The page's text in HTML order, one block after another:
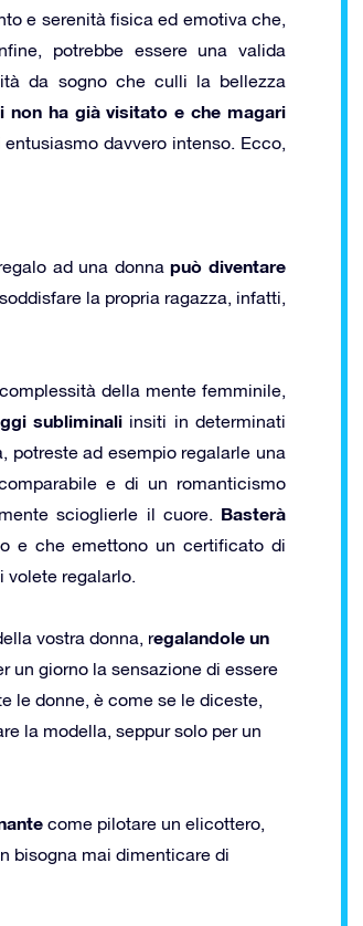
e serenità fisica ed emotiva che,
potrebbe essere una valida
da sogno che culli la bellezza
non ha già visitato e che magari
davvero intenso. Ecco,
ad una donnapuò diventare
la propria ragazza, infatti,
della mente femminile,
subliminaliinsiti in determinati
potreste ad esempio regalarle una
e di un romanticismo
scioglierle il cuore. Basterà
e che emettono un certificato di
volete regalarlo.
vostra donna, regalandole un
un giorno la sensazione di essere
le donne, è come se le diceste,
la modella, seppur solo per un
come pilotare un elicottero,
bisogna mai dimenticare di